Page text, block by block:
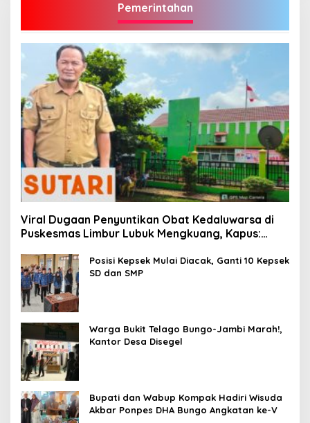
Pemerintahan
Viral Dugaan Penyuntikan Obat Kedaluwarsa di
Puskesmas Limbur Lubuk Mengkuang, Kapus:
Posisi Kepsek Mulai Diacak, Ganti 10 Kepsek
SD dan SMP
Warga Bukit Telago Bungo-Jambi Marah!,
Kantor Desa Disegel
Bupati dan Wabup Kompak Hadiri Wisuda
Akbar Ponpes DHA Bungo Angkatan ke-V